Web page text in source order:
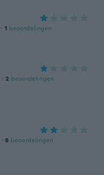
· 1 beoordelingen
· 2 beoordelingen
· 8 beoordelingen